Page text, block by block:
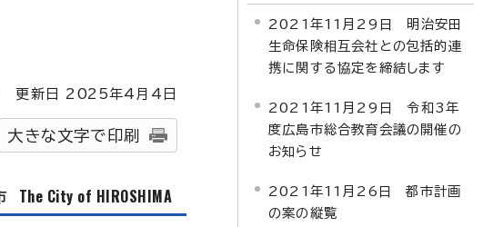
新日 2025年4月4日
大きな文字で印刷
The City of HIROSHIMA
2021年11月29日 明治安田
生命保険相互会社との包括的連
携に関する協定を締結します
2021年11月29日 令和3年
度広島市総合教育会議の開催の
お知らせ
2021年11月26日 都市計画
の案の縦覧